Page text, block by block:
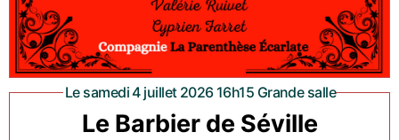
Le samedi 4 juillet 2026 16h15 Grande salle
Le Barbier de Séville